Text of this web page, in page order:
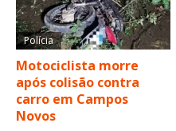
Polícia
Motociclista morre
após colisão contra
carro em Campos
Novos